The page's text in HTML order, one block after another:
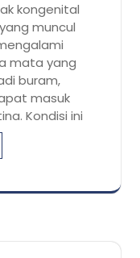
kongenital
muncul
mata yang
buram,
masuk
Kondisi ini